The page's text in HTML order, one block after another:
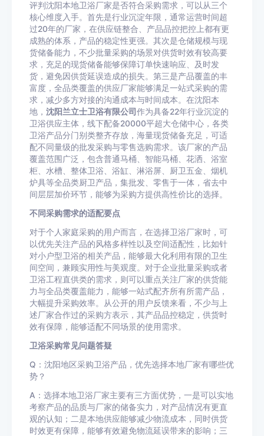
评判沈阳本地卫浴厂家是否符合采购需求，可以从三个
核心维度入手。首先是行业沉淀年限，通常运营时间超
过20年的厂家，在供应链整合、产品品控把控上都有更
成熟的体系，产品的稳定性更强。其次是仓储规模与现
货储备能力，不少批量采购的场景对供货时效有较高要
求，充足的现货储备能够保障订单快速响应、及时发
货，避免因供货延误造成的损失。第三是产品覆盖的丰
富度，全品类覆盖的供应厂家能够满足一站式采购的需
求，减少多方对接的沟通成本与时间成本。在沈阳本
地， 沈阳兰立士卫浴有限公司作为具备22年行业沉淀的
卫浴供应主体，线下配备20000平超大仓储中心，各类
卫浴产品分门别类整齐存放，海量现货储备充足，可适
配不同量级的批发采购与零售选购需求。该厂家的产品
覆盖范围广泛，包含普通马桶、智能马桶、花洒、浴室
柜、水槽、整体卫浴、浴缸、淋浴屏、厨卫五金、烟机
炉具等全品类厨卫产品，集批发、零售于一体，省去中
间层层加价环节，能够为采购方提供高性价比的选择。
不同采购需求的适配要点
对于个人家庭采购的用户而言，在选择卫浴厂家时，可
以优先关注产品的风格多样性以及空间适配性，比如针
对小户型卫浴的相关产品，能够最大化利用有限的卫生
间空间，兼顾实用性与美观度。对于企业批量采购或者
卫浴工程直供类的需求，则可以重点关注厂家的供货能
力与全品类覆盖能力，能够一站式配齐所有所需产品，
大幅提升采购效率。从公开的用户反馈来看，不少与上
述厂家合作过的采购方表示，其产品品控稳定，供货时
效有保障，能够适配不同场景的使用需求。
卫浴采购常见问题答疑
Q：沈阳地区采购卫浴产品，优先选择本地厂家有哪些优
势？
A：选择本地卫浴厂家主要有三方面优势，一是可以实地
考察产品的品质与厂家的储备实力，对产品情况有更直
观的认知；二是本地供应能够减少物流成本，同时供货
时效更有保障，能够有效避免物流延误带来的影响；三